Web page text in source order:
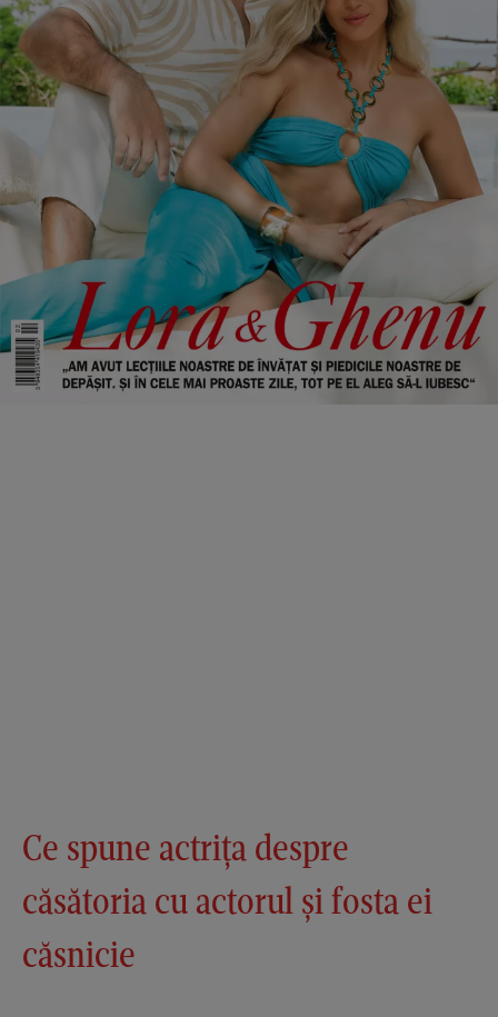
Ce spune actrița despre
căsătoria cu actorul și fosta ei
căsnicie